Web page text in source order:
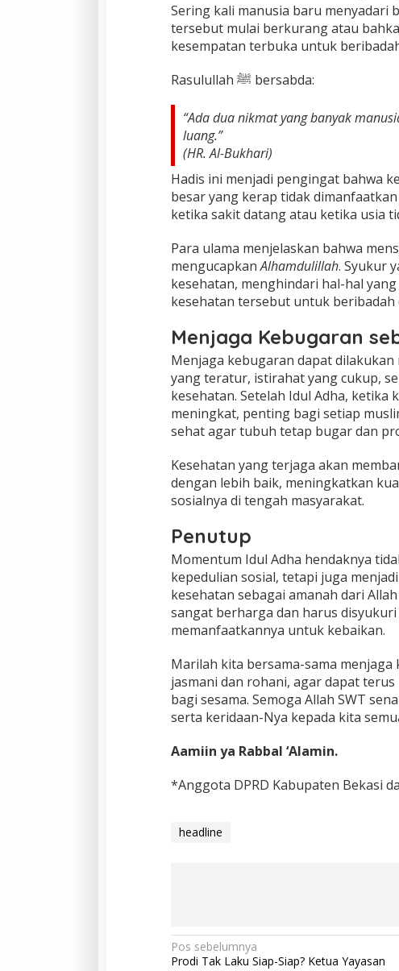
Sering kali manusia baru menyadari
tersebut mulai berkurang atau
kesempatan terbuka untuk
Rasulullah ﷺ bersabda:
“Ada dua nikmat yang banyak
luang.”
(HR. Al-Bukhari)
Hadis ini menjadi pengingat bahwa
besar yang kerap tidak
ketika sakit datang atau ketika usia
Para ulama menjelaskan bahwa
mengucapkanAlhamdulillah. Syukur
kesehatan, menghindari hal-hal
kesehatan tersebut untuk beribadah
Menjaga Kebugaran
Menjaga kebugaran dapat
yang teratur, istirahat yang cukup,
kesehatan. Setelah Idul Adha,
meningkat, penting bagi setiap
sehat agar tubuh tetap bugar dan
Kesehatan yang terjaga akan
dengan lebih baik, meningkatkan
sosialnya di tengah masyarakat.
Penutup
Momentum Idul Adha hendaknya
kepedulian sosial, tetapi juga
kesehatan sebagai amanah dari
sangat berharga dan harus
memanfaatkannya untuk kebaikan.
Marilah kita bersama-sama
jasmani dan rohani, agar dapat
bagi sesama. Semoga Allah SWT
serta keridaan-Nya kepada kita
Aamiin ya Rabbal ‘Alamin.
*Anggota DPRD Kabupaten Bekasi
headline
Pos sebelumnya
Prodi Tak Laku Siap-Siap? Ketua Yayasan